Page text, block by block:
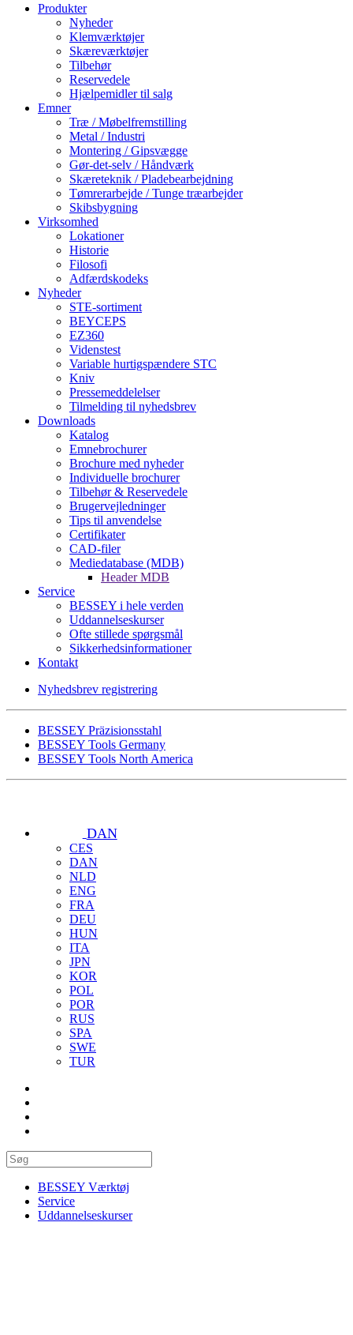
Produkter
Nyheder
Klemværktøjer
Skæreværktøjer
Tilbehør
Reservedele
Hjælpemidler til salg
Emner
Træ / Møbelfremstilling
Metal / Industri
Montering / Gipsvægge
Gør-det-selv / Håndværk
Skæreteknik / Pladebearbejdning
Tømrerarbejde / Tunge træarbejder
Skibsbygning
Virksomhed
Lokationer
Historie
Filosofi
Adfærdskodeks
Nyheder
STE-sortiment
BEYCEPS
EZ360
Videnstest
Variable hurtigspændere STC
Kniv
Pressemeddelelser
Tilmelding til nyhedsbrev
Downloads
Katalog
Emnebrochurer
Brochure med nyheder
Individuelle brochurer
Tilbehør & Reservedele
Brugervejledninger
Tips til anvendelse
Certifikater
CAD-filer
Mediedatabase (MDB)
Header MDB
Service
BESSEY i hele verden
Uddannelseskurser
Ofte stillede spørgsmål
Sikkerhedsinformationer
Kontakt
Nyhedsbrev registrering
BESSEY Präzisionsstahl
BESSEY Tools Germany
BESSEY Tools North America
DAN
CES
DAN
NLD
ENG
FRA
DEU
HUN
ITA
JPN
KOR
POL
POR
RUS
SPA
SWE
TUR
BESSEY Værktøj
Service
Uddannelseskurser